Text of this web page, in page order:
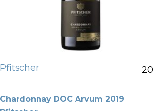
Pfitscher
Chardonnay DOC Arvum 2019